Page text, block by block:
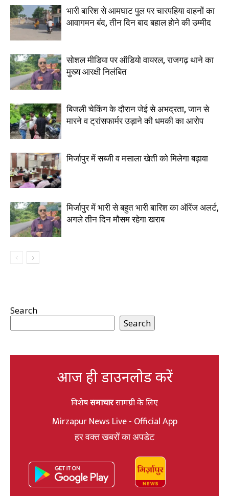
भारी बारिश से आमघाट पुल पर चारपहिया वाहनों का
आवागमन बंद, तीन दिन बाद बहाल होने की उम्मीद
सोशल मीडिया पर ऑडियो वायरल, राजगढ़ थाने का
मुख्य आरक्षी निलंबित
बिजली चेकिंग के दौरान जेई से अभद्रता, जान से
मारने व ट्रांसफार्मर उड़ाने की धमकी का आरोप
मिर्जापुर में सब्जी व मसाला खेती को मिलेगा बढ़ावा
मिर्जापुर में भारी से बहुत भारी बारिश का ऑरेंज अलर्ट,
अगले तीन दिन मौसम रहेगा खराब
Search
Search
आज ही डाउनलोड करें
विशेषसमाचारसामग्री के लिए
Mirzapur News Live - Official App
हर वक्त खबरों का अपडेट